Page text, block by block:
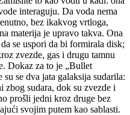
interaguju. Da voda nema
bez ikakvog vrtloga,
materija je upravo takva. Ona
se uspori da bi formirala disk;
zvezde, gas i drugu tamnu
Dokaz za to je „Bullet
se dva jata galaksija sudarila:
zbog sudara, dok su zvezde i
prošli jedni kroz druge bez
svojim putem kao sablasti.